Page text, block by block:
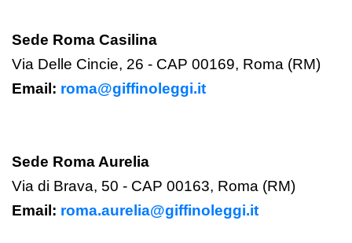
Sede Roma Casilina
Via Delle Cincie, 26 - CAP 00169, Roma (RM)
Email: roma@giffinoleggi.it
Sede Roma Aurelia
Via di Brava, 50 - CAP 00163, Roma (RM)
Email: roma.aurelia@giffinoleggi.it